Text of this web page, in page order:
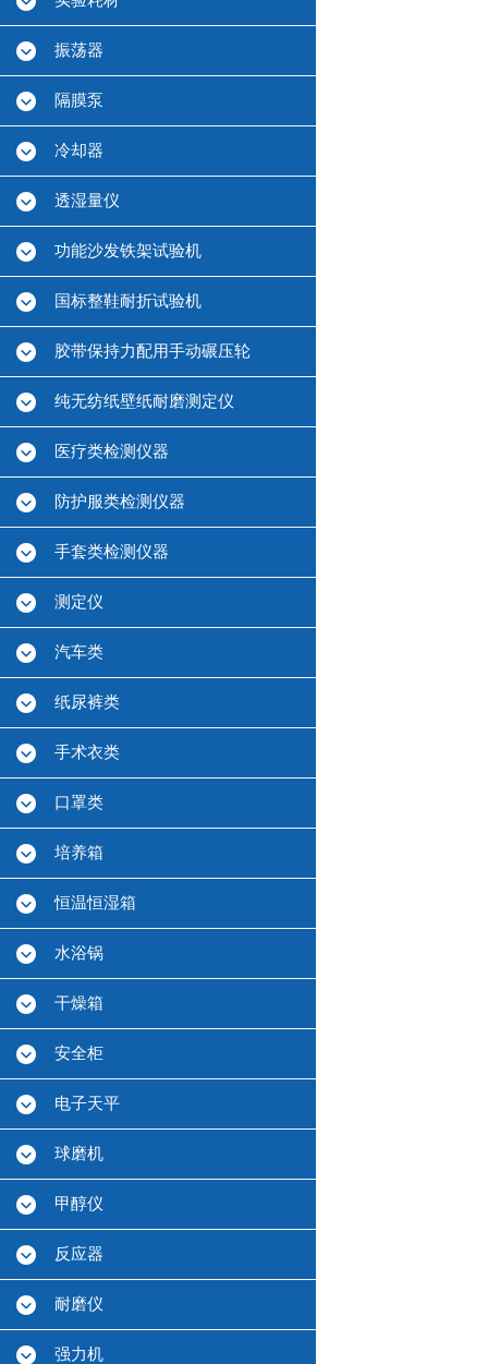
振荡器
隔膜泵
冷却器
透湿量仪
功能沙发铁架试验机
国标整鞋耐折试验机
胶带保持力配用手动碾压轮
纯无纺纸壁纸耐磨测定仪
医疗类检测仪器
防护服类检测仪器
手套类检测仪器
测定仪
汽车类
纸尿裤类
手术衣类
口罩类
培养箱
恒温恒湿箱
水浴锅
干燥箱
安全柜
电子天平
球磨机
甲醇仪
反应器
耐磨仪
强力机